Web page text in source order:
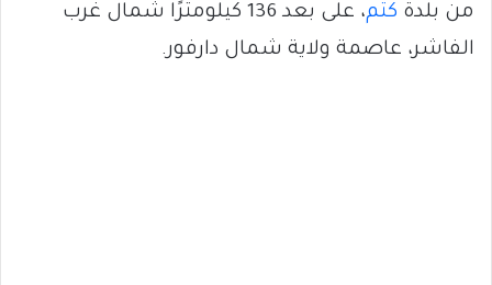
من بلدة كتم
، على بعد 136 كيلومترًا شمال غرب
الفاشر، عاصمة ولاية شمال دارفور.